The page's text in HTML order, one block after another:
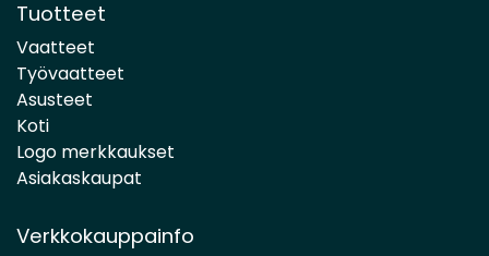
Tuotteet
Vaatteet
Työvaatteet
Asusteet
Koti
Logo merkkaukset
Asiakaskaupat
Verkkokauppainfo